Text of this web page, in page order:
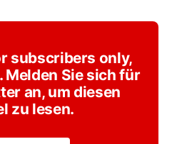
subscribers only,
Melden Sie sich für
an, um diesen
zu lesen.